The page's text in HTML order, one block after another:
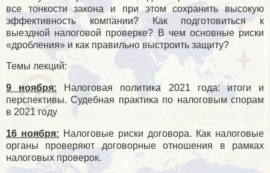
все тонкости закона и при этом сохранить высокую
эффективность компании? Как подготовиться к
выездной налоговой проверке? В чем основные риски
«дробления» и как правильно выстроить защиту?
Темы лекций:
9 ноября: Налоговая политика 2021 года: итоги и
перспективы. Судебная практика по налоговым спорам
в 2021 году
16 ноября: Налоговые риски договора. Как налоговые
органы проверяют договорные отношения в рамках
налоговых проверок.